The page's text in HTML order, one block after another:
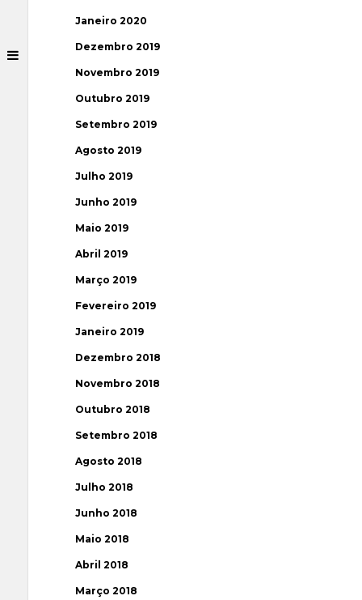
Janeiro 2020
Dezembro 2019
Novembro 2019
Outubro 2019
Setembro 2019
Agosto 2019
Julho 2019
Junho 2019
Maio 2019
Abril 2019
Março 2019
Fevereiro 2019
Janeiro 2019
Dezembro 2018
Novembro 2018
Outubro 2018
Setembro 2018
Agosto 2018
Julho 2018
Junho 2018
Maio 2018
Abril 2018
Março 2018